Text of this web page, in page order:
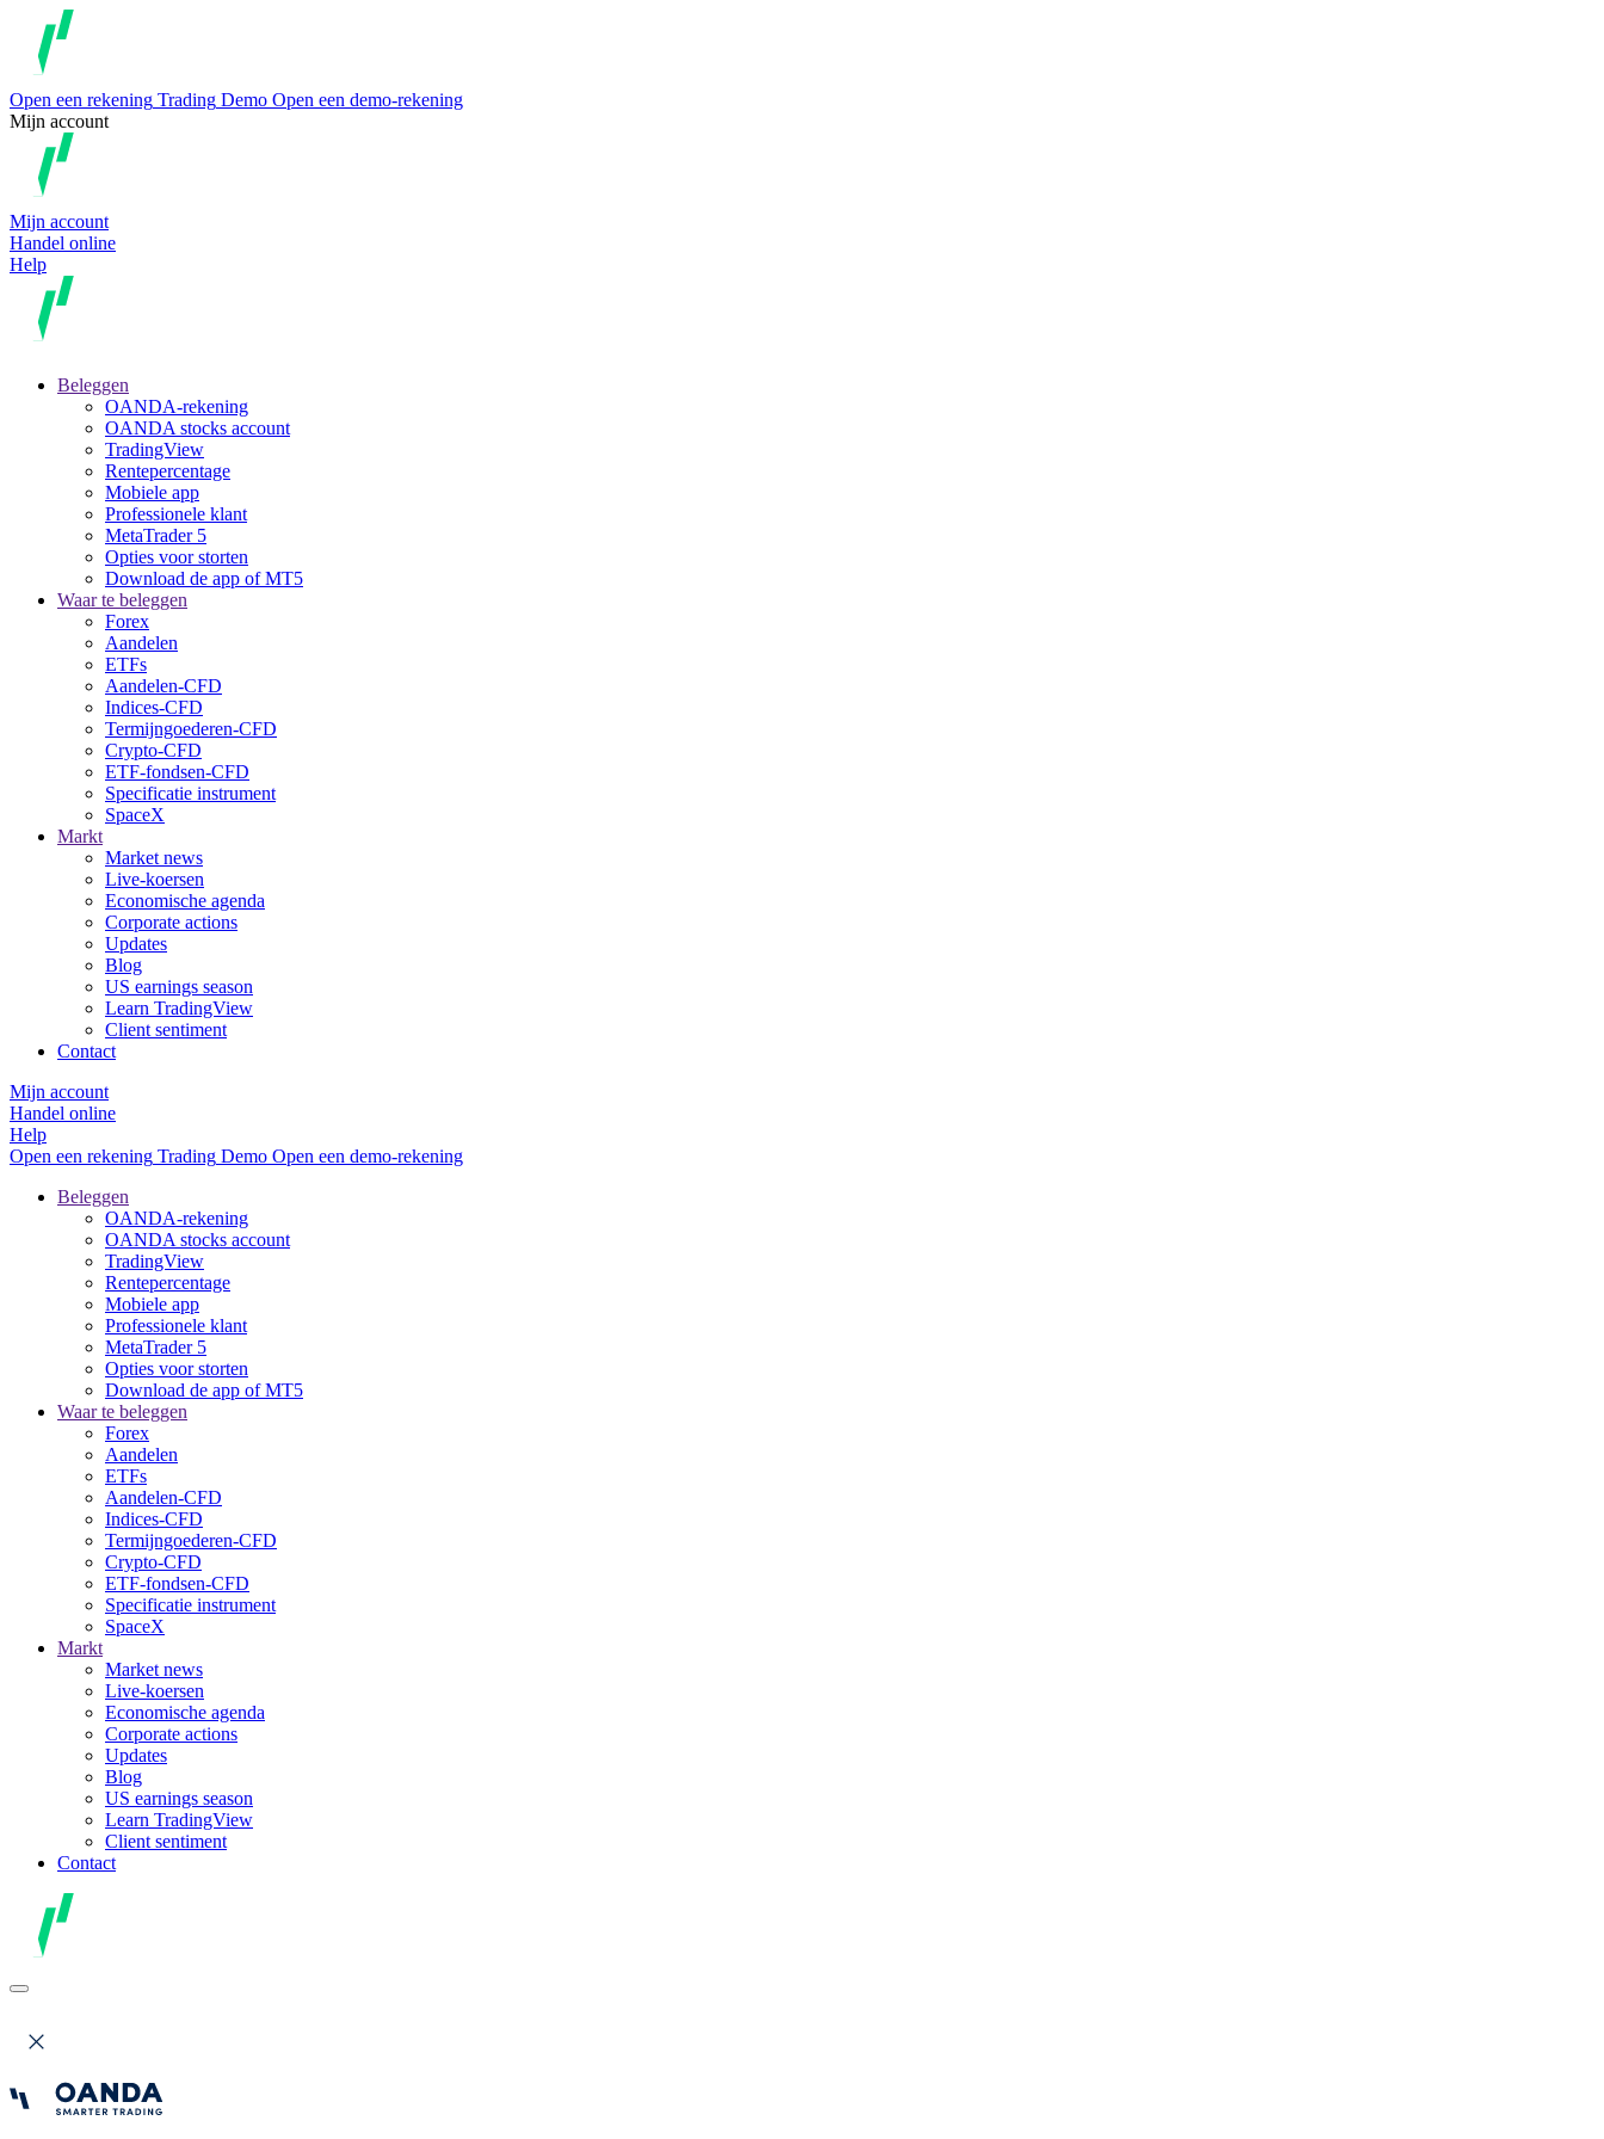
Open een rekening Trading Demo Open een demo-rekening
Mijn account
Mijn account
Handel online
Help
Beleggen
OANDA-rekening
OANDA stocks account
TradingView
Rentepercentage
Mobiele app
Professionele klant
MetaTrader 5
Opties voor storten
Download de app of MT5
Waar te beleggen
Forex
Aandelen
ETFs
Aandelen-CFD
Indices-CFD
Termijngoederen-CFD
Crypto-CFD
ETF-fondsen-CFD
Specificatie instrument
SpaceX
Markt
Market news
Live-koersen
Economische agenda
Corporate actions
Updates
Blog
US earnings season
Learn TradingView
Client sentiment
Contact
Mijn account
Handel online
Help
Open een rekening Trading Demo Open een demo-rekening
Beleggen
OANDA-rekening
OANDA stocks account
TradingView
Rentepercentage
Mobiele app
Professionele klant
MetaTrader 5
Opties voor storten
Download de app of MT5
Waar te beleggen
Forex
Aandelen
ETFs
Aandelen-CFD
Indices-CFD
Termijngoederen-CFD
Crypto-CFD
ETF-fondsen-CFD
Specificatie instrument
SpaceX
Markt
Market news
Live-koersen
Economische agenda
Corporate actions
Updates
Blog
US earnings season
Learn TradingView
Client sentiment
Contact